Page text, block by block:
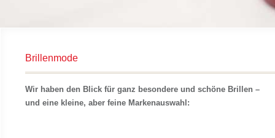
Brillenmode
Wir haben den Blick für ganz besondere und schöne Brillen –
und eine kleine, aber feine Markenauswahl: